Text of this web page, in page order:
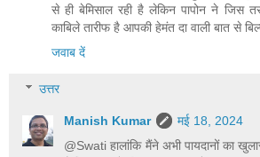
से ही बेमिसाल रही है लेकिन पापोन ने जिस
काबिले तारीफ है आपकी हेमंत दा वाली बात से
जवाब दें
उत्तर
Manish Kumar
मई 18, 2024
@Swati हालांकि मैंने अभी पायदानों का